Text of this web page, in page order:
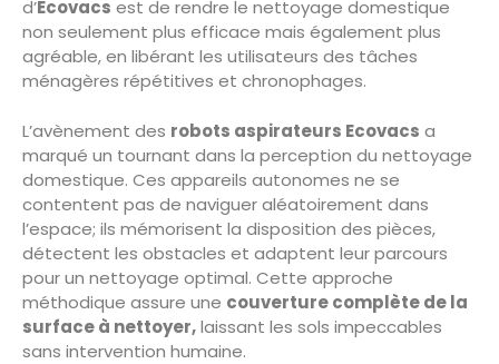
d’Ecovacs est de rendre le nettoyage domestique
non seulement plus efficace mais également plus
agréable, en libérant les utilisateurs des tâches
ménagères répétitives et chronophages.
L’avènement des robots aspirateurs Ecovacs a
marqué un tournant dans la perception du nettoyage
domestique. Ces appareils autonomes ne se
contentent pas de naviguer aléatoirement dans
l’espace; ils mémorisent la disposition des pièces,
détectent les obstacles et adaptent leur parcours
pour un nettoyage optimal. Cette approche
méthodique assure une couverture complète de la
surface à nettoyer,laissant les sols impeccables
sans intervention humaine.